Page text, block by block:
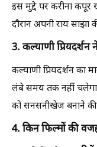
इस मुद्दे पर करीना कपूर
दौरान अपनी राय साझा
3. कल्याणी
कल्याणी प्रियदर्शन का
लंबे समय तक नहीं
को सनसनीखेज बनाने की
4. किन फिल्मों की